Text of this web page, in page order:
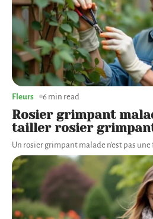
Rosier grimpant
tailler rosier
Un rosier grimpant malade n'est pas
Fleurs 6 min read